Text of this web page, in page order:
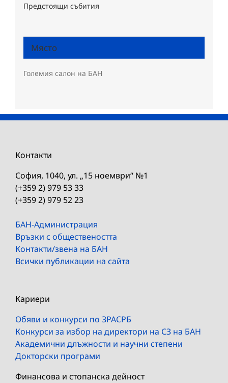
Предстоящи събития
Място
Големия салон на БАН
Контакти
София, 1040, ул. „15 ноември“ №1
(+359 2) 979 53 33
(+359 2) 979 52 23
БАН-Администрация
Връзки с обществеността
Контакти/звена на БАН
Всички публикации на сайта
Кариери
Обяви и конкурси по ЗРАСРБ
Конкурси за избор на директори на СЗ на БАН
Академични длъжности и научни степени
Докторски програми
Финансова и стопанска дейност